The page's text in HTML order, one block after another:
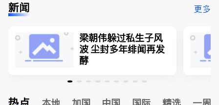
新闻 更多
梁朝伟躲过私生子风
波 尘封多年绯闻再发
酵
热点